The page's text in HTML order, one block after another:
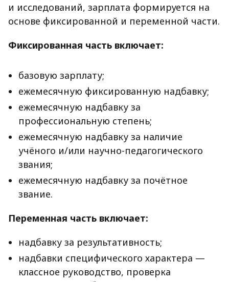
и исследований, зарплата формируется на
основе фиксированной и переменной части.
Фиксированная часть включает:
базовую зарплату;
ежемесячную фиксированную надбавку;
ежемесячную надбавку за
профессиональную степень;
ежемесячную надбавку за наличие
учёного и/или научно-педагогического
звания;
ежемесячную надбавку за почётное
звание.
Переменная часть включает:
надбавку за результативность;
надбавки специфического характера —
классное руководство, проверка